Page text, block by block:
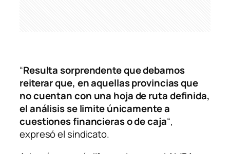
“Resulta sorprendente que debamos
reiterar que, en aquellas provincias que
no cuentan con una hoja de ruta definida,
el análisis se limite únicamente a
cuestiones financieras o de caja“,
expresó el sindicato.